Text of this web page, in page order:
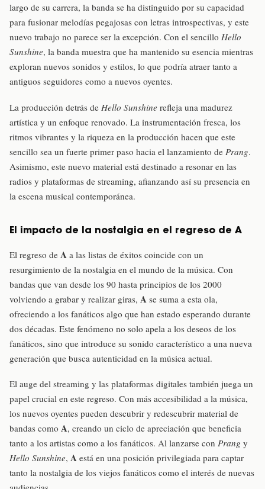
largo de su carrera, la banda se ha distinguido por su capacidad
para fusionar melodías pegajosas con letras introspectivas, y este
nuevo trabajo no parece ser la excepción. Con el sencillo Hello
Sunshine, la banda muestra que ha mantenido su esencia mientras
exploran nuevos sonidos y estilos, lo que podría atraer tanto a
antiguos seguidores como a nuevos oyentes.
La producción detrás de Hello Sunshine refleja una madurez
artística y un enfoque renovado. La instrumentación fresca, los
ritmos vibrantes y la riqueza en la producción hacen que este
sencillo sea un fuerte primer paso hacia el lanzamiento de Prang.
Asimismo, este nuevo material está destinado a resonar en las
radios y plataformas de streaming, afianzando así su presencia en
la escena musical contemporánea.
El impacto de la nostalgia en el regreso de A
El regreso de A a las listas de éxitos coincide con un
resurgimiento de la nostalgia en el mundo de la música. Con
bandas que van desde los 90 hasta principios de los 2000
volviendo a grabar y realizar giras, A se suma a esta ola,
ofreciendo a los fanáticos algo que han estado esperando durante
dos décadas. Este fenómeno no solo apela a los deseos de los
fanáticos, sino que introduce su sonido característico a una nueva
generación que busca autenticidad en la música actual.
El auge del streaming y las plataformas digitales también juega un
papel crucial en este regreso. Con más accesibilidad a la música,
los nuevos oyentes pueden descubrir y redescubrir material de
bandas como A, creando un ciclo de apreciación que beneficia
tanto a los artistas como a los fanáticos. Al lanzarse con Prang y
Hello Sunshine, A está en una posición privilegiada para captar
tanto la nostalgia de los viejos fanáticos como el interés de nuevas